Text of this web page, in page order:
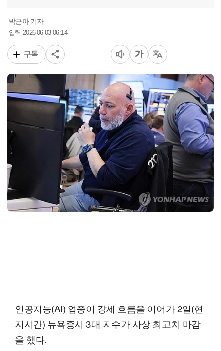
박근아 기자
입력2026-06-03 06:14
구독
인공지능(AI) 업종이 강세 흐름을 이어가 2일(현
지시간) 뉴욕증시 3대 지수가 사상 최고치 마감
을 했다.